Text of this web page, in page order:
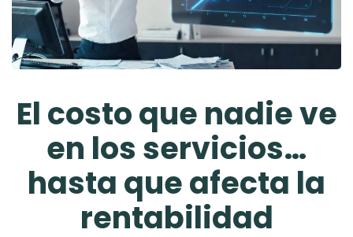
El costo que nadie ve
en los servicios…
hasta que afecta la
rentabilidad